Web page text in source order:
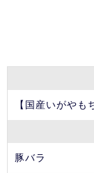
【国産いがや
豚バラ